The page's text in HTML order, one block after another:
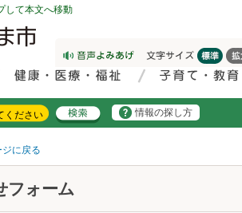
して本文へ移動
情報の探し方
に戻る
フォーム